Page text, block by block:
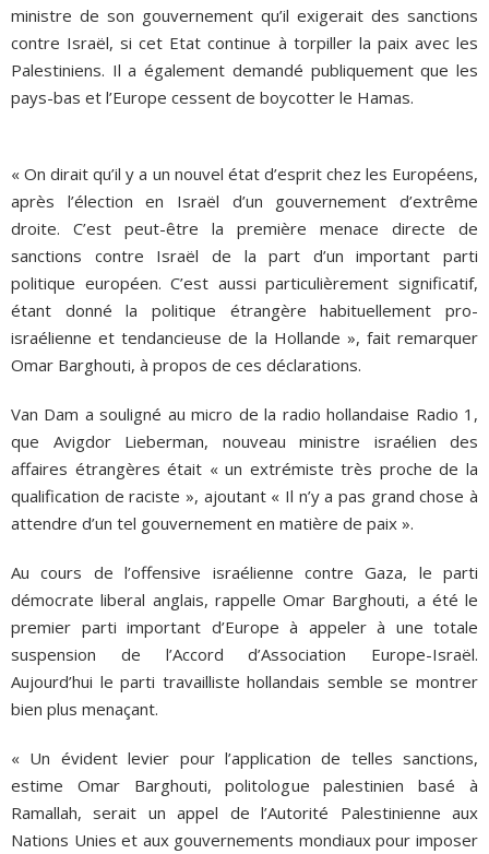
ministre de son gouvernement qu’il exigerait des sanctions
contre Israël, si cet Etat continue à torpiller la paix avec les
Palestiniens. Il a également demandé publiquement que les
pays-bas et l’Europe cessent de boycotter le Hamas.
« On dirait qu’il y a un nouvel état d’esprit chez les Européens,
après l’élection en Israël d’un gouvernement d’extrême
droite. C’est peut-être la première menace directe de
sanctions contre Israël de la part d’un important parti
politique européen. C’est aussi particulièrement significatif,
étant donné la politique étrangère habituellement pro-
israélienne et tendancieuse de la Hollande », fait remarquer
Omar Barghouti, à propos de ces déclarations.
Van Dam a souligné au micro de la radio hollandaise Radio 1,
que Avigdor Lieberman, nouveau ministre israélien des
affaires étrangères était « un extrémiste très proche de la
qualification de raciste », ajoutant « Il n’y a pas grand chose à
attendre d’un tel gouvernement en matière de paix ».
Au cours de l’offensive israélienne contre Gaza, le parti
démocrate liberal anglais, rappelle Omar Barghouti, a été le
premier parti important d’Europe à appeler à une totale
suspension de l’Accord d’Association Europe-Israël.
Aujourd’hui le parti travailliste hollandais semble se montrer
bien plus menaçant.
« Un évident levier pour l’application de telles sanctions,
estime Omar Barghouti, politologue palestinien basé à
Ramallah, serait un appel de l’Autorité Palestinienne aux
Nations Unies et aux gouvernements mondiaux pour imposer